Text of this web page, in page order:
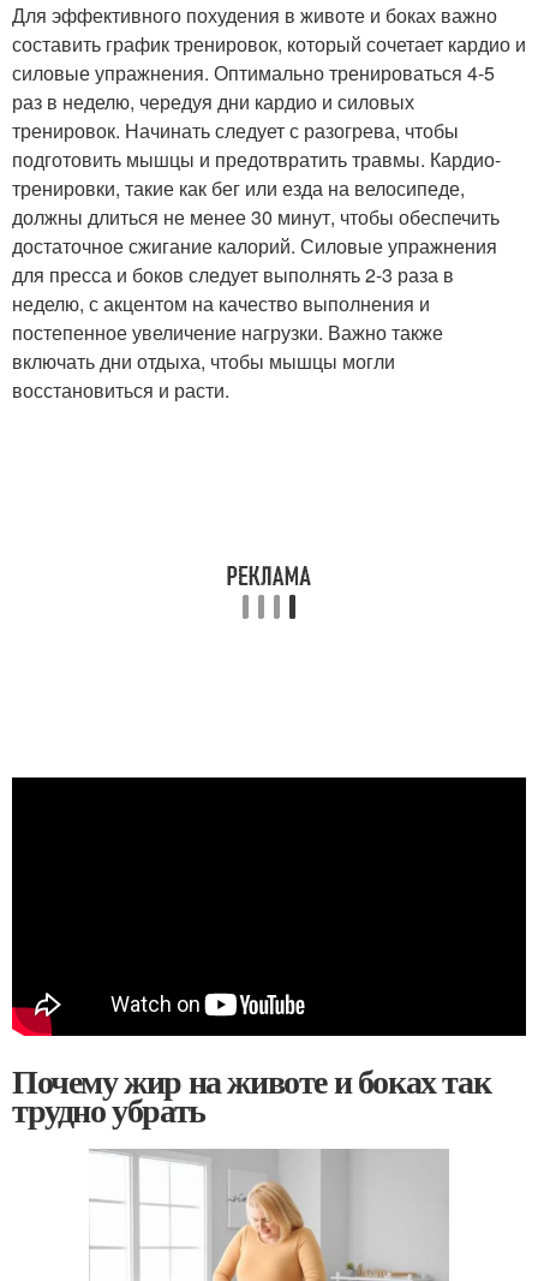
Для эффективного похудения в животе и боках важно
составить график тренировок, который сочетает кардио и
силовые упражнения. Оптимально тренироваться 4-5
раз в неделю, чередуя дни кардио и силовых
тренировок. Начинать следует с разогрева, чтобы
подготовить мышцы и предотвратить травмы. Кардио-
тренировки, такие как бег или езда на велосипеде,
должны длиться не менее 30 минут, чтобы обеспечить
достаточное сжигание калорий. Силовые упражнения
для пресса и боков следует выполнять 2-3 раза в
неделю, с акцентом на качество выполнения и
постепенное увеличение нагрузки. Важно также
включать дни отдыха, чтобы мышцы могли
восстановиться и расти.
Почему жир на животе и боках так
трудно убрать